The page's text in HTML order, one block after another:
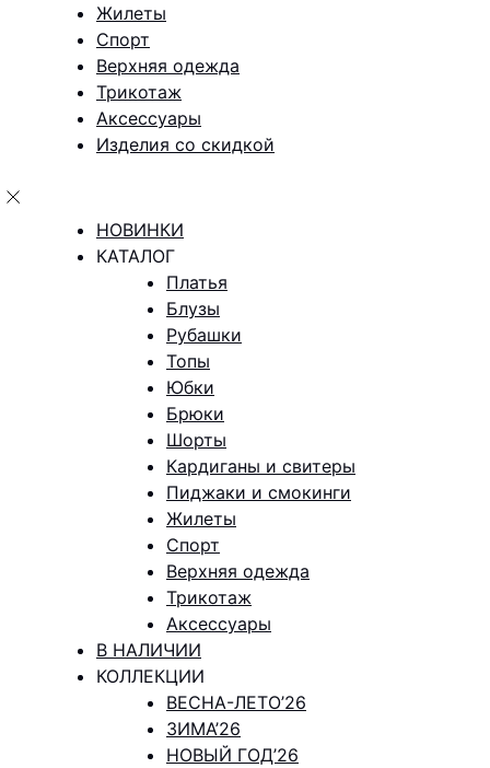
Жилеты
Спорт
Верхняя одежда
Трикотаж
Аксессуары
Изделия со скидкой
НОВИНКИ
КАТАЛОГ
Платья
Блузы
Рубашки
Топы
Юбки
Брюки
Шорты
Кардиганы и свитеры
Пиджаки и смокинги
Жилеты
Спорт
Верхняя одежда
Трикотаж
Аксессуары
В НАЛИЧИИ
КОЛЛЕКЦИИ
ВЕСНА-ЛЕТО’26
ЗИМА’26
НОВЫЙ ГОД’26